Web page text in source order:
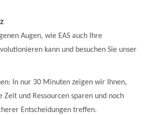
Augen, wie EAS auch Ihre
kann und besuchen Sie unser
In nur 30 Minuten zeigen wir Ihnen,
Zeit und Ressourcen sparen und noch
Entscheidungen treffen.